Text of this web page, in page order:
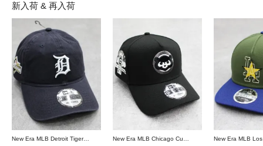
新入荷 & 再入荷
New Era MLB Detroit Tigers Postseason 9Twenty Strapback Cap - Navy